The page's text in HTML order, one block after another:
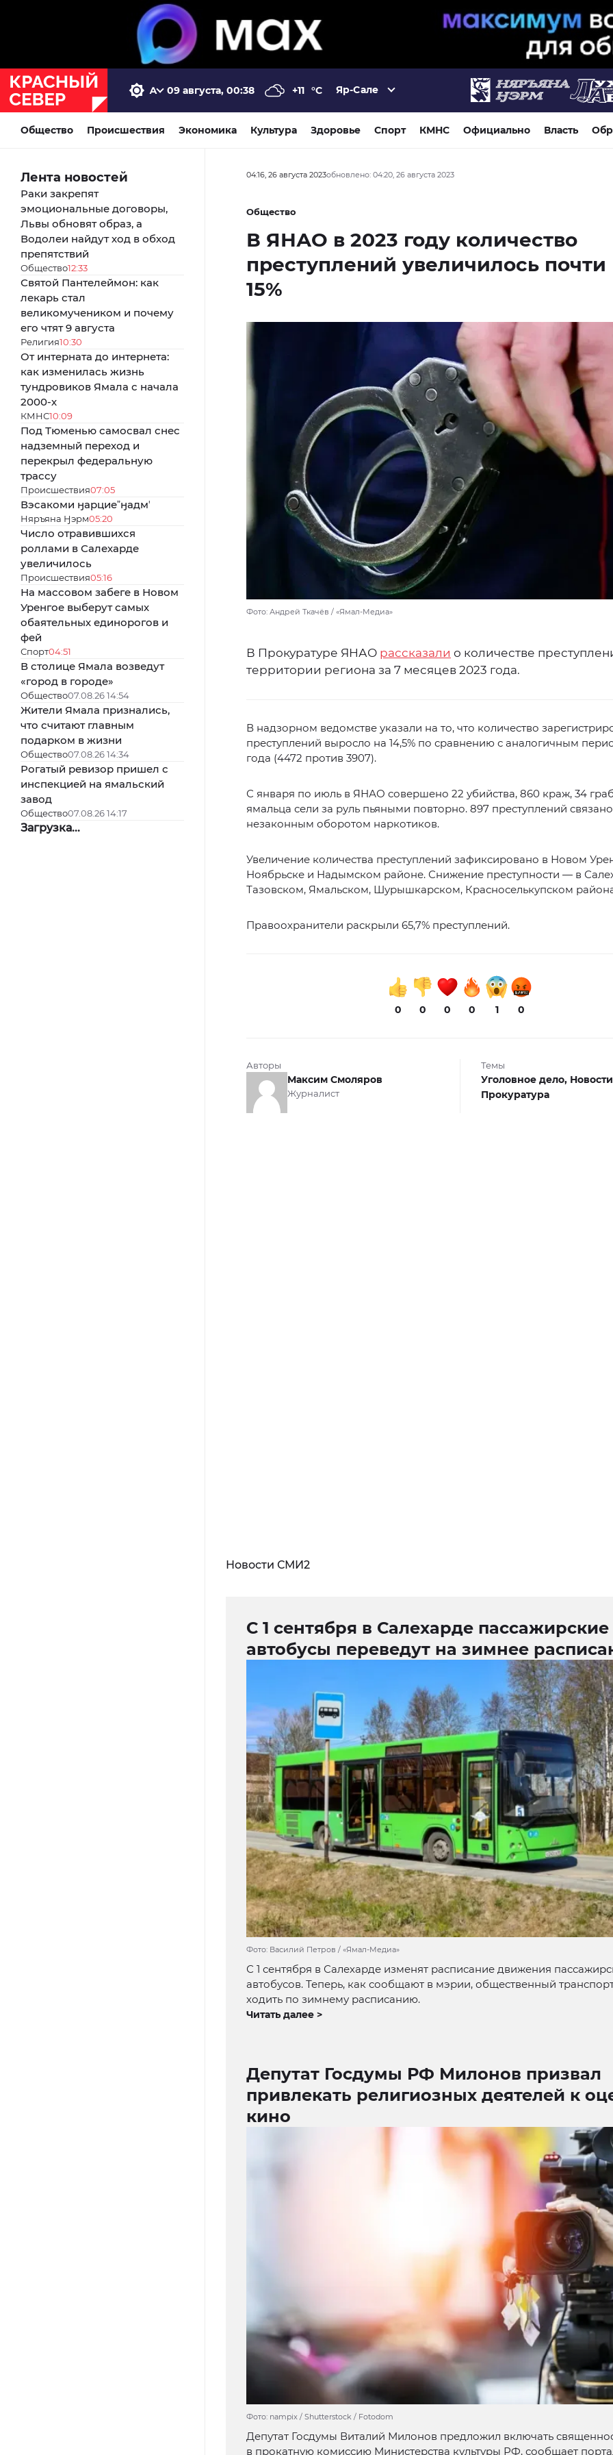
09 августа, 00:38 +11 °C Яр-Сале
Общество Происшествия Экономика Культура Здоровье Спорт КМНС Официально Власть
Лента новостей
Раки закрепят
эмоциональные договоры,
Львы обновят образ, а
Водолеи найдут ход в обход
препятствий
Общество12:33
Святой Пантелеймон: как
лекарь стал
великомучеником и почему
его чтят 9 августа
Религия10:30
От интерната до интернета:
как изменилась жизнь
тундровиков Ямала с начала
2000-х
КМНС10:09
Под Тюменью самосвал снес
надземный переход и
перекрыл федеральную
трассу
Происшествия07:05
Вэсакоми ӈарциеˮӈадмʼ
Няръяна Ӈэрм05:20
Число отравившихся
роллами в Салехарде
увеличилось
Происшествия05:16
На массовом забеге в Новом
Уренгое выберут самых
обаятельных единорогов и
фей
Спорт04:51
В столице Ямала возведут
«город в городе»
Общество07.08.26 14:54
Жители Ямала признались,
что считают главным
подарком в жизни
Общество07.08.26 14:34
Рогатый ревизор пришел с
инспекцией на ямальский
завод
Общество07.08.26 14:17
Загрузка...
04:16, 26 августа 2023обновлено: 04:20, 26 августа 2023
Общество
В ЯНАО в 2023 году количество
преступлений увеличилось почти
15%
Фото: Андрей Ткачёв / «Ямал-Медиа»
В Прокуратуре ЯНАО рассказали о количестве
территории региона за 7 месяцев 2023 года.
В надзорном ведомстве указали на то, что количество
преступлений выросло на 14,5% по сравнению с аналогичным
года (4472 против 3907).
С января по июль в ЯНАО совершено 22 убийства, 860 краж, 34
ямальца сели за руль пьяными повторно. 897 преступлений
незаконным оборотом наркотиков.
Увеличение количества преступлений зафиксировано в Новом
Ноябрьске и Надымском районе. Снижение преступности — в
Тазовском, Ямальском, Шурышкарском, Красноселькупском
Правоохранители раскрыли 65,7% преступлений.
0 0 0 0 1 0
Авторы
Максим Смоляров
Журналист
Темы
Уголовное дело,
Прокуратура
Новости СМИ2
С 1 сентября в Салехарде пассажирские
автобусы переведут на зимнее
Фото: Василий Петров / «Ямал-Медиа»
С 1 сентября в Салехарде изменят расписание движения
автобусов. Теперь, как сообщают в мэрии, общественный
ходить по зимнему расписанию.
Читать далее >
Депутат Госдумы РФ Милонов призвал
привлекать религиозных деятелей к
кино
Фото: nampix / Shutterstock / Fotodom
Депутат Госдумы Виталий Милонов предложил включать
в прокатную комиссию Министерства культуры РФ, сообщает